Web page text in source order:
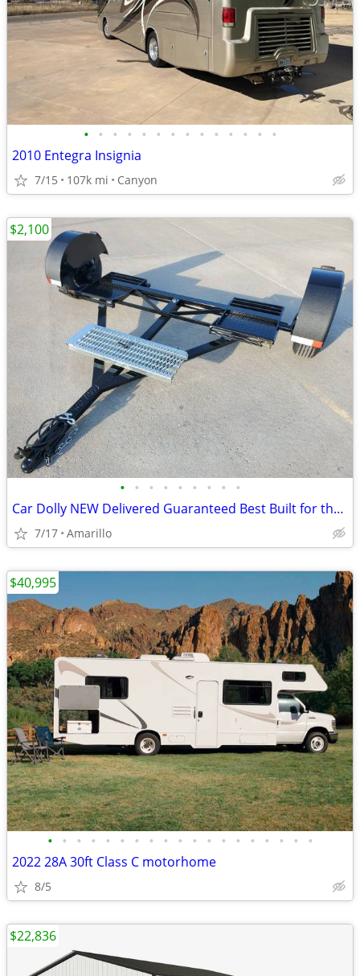
• • • • • • • • • • • • • •
2010 Entegra Insignia
7/15 107k mi Canyon
• • • • • • • • •
Car Dolly NEW Delivered Guaranteed Best Built for the Money in U.S.!
7/17 Amarillo
$2,100
• • • • • • • • • • • • • • • • • • •
2022 28A 30ft Class C motorhome
8/5
$40,995
$22,836